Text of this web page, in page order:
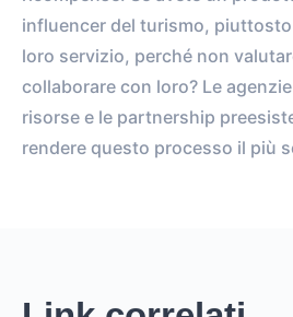
influencer del turismo,
loro servizio, perché non
collaborare con loro? Le
risorse e le partnership
rendere questo processo il più
Link correlati